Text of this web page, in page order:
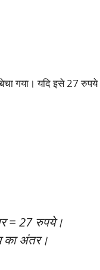
गया। यदि इसे 27
= 27 रुपये।
का अंतर।